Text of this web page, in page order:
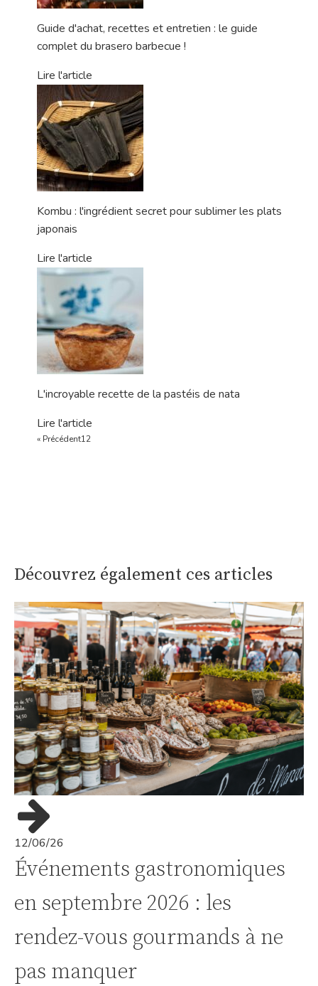
Guide d'achat, recettes et entretien : le guide
complet du brasero barbecue !
Lire l'article
Kombu : l'ingrédient secret pour sublimer les plats
japonais
Lire l'article
L'incroyable recette de la pastéis de nata
Lire l'article
« Précédent12
Découvrez également ces articles
12/06/26
Événements gastronomiques
en septembre 2026 : les
rendez-vous gourmands à ne
pas manquer